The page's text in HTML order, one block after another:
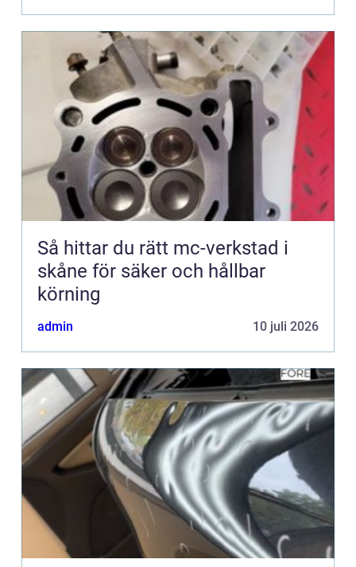
Så hittar du rätt mc-verkstad i
skåne för säker och hållbar
körning
admin 10 juli 2026